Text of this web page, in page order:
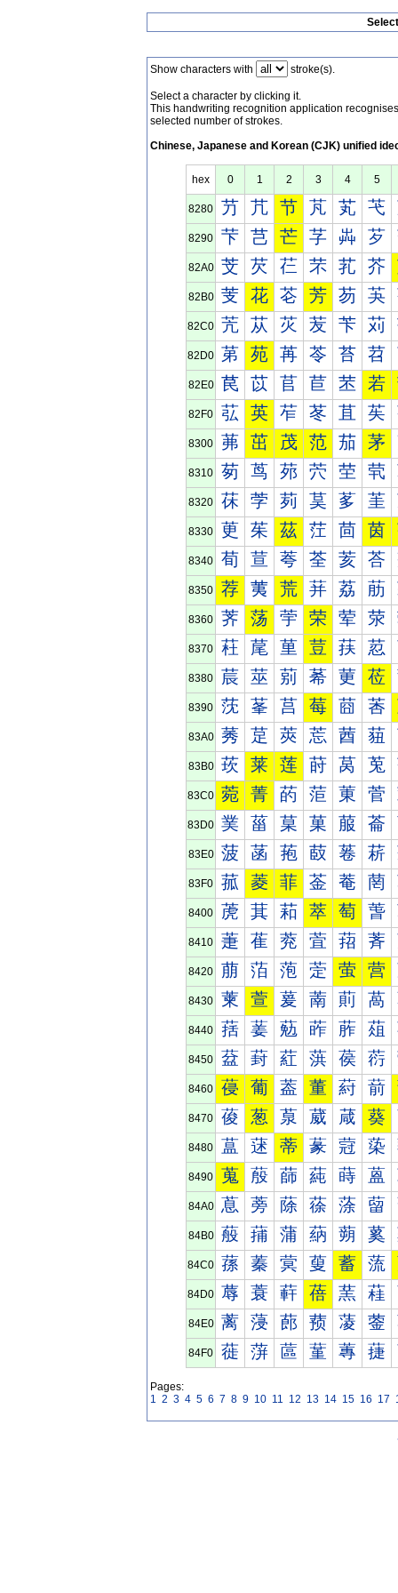
Show characters with stroke(s).
Select a character by clicking it.
This handwriting recognition application
selected number of strokes.
Chinese, Japanese and Korean (CJK) unified
hex 0 1 2 3 4 5
8280 芀 芁 节 芃 芄 芅
8290 芐 芑 芒 芓 芔 芕
82A0 芠 芡 芢 芣 芤 芥
82B0 芰 花 芲 芳 芴 芵
82C0 苀 苁 苂 苃 苄 苅
82D0 苐 苑 苒 苓 苔 苕
82E0 苠 苡 苢 苣 苤 若
82F0 苰 英 苲 苳 苴 苵
8300 茀 茁 茂 范 茄 茅
8310 茐 茑 茒 茓 茔 茕
8320 茠 茡 茢 茣 茤 茥
8330 茰 茱 茲 茳 茴 茵
8340 荀 荁 荂 荃 荄 荅
8350 荐 荑 荒 荓 荔 荕
8360 荠 荡 荢 荣 荤 荥
8370 荰 荱 荲 荳 荴 荵
8380 莀 莁 莂 莃 莄 莅
8390 莐 莑 莒 莓 莔 莕
83A0 莠 莡 莢 莣 莤 莥
83B0 莰 莱 莲 莳 莴 莵
83C0 菀 菁 菂 菃 菄 菅
83D0 菐 菑 菒 菓 菔 菕
83E0 菠 菡 菢 菣 菤 菥
83F0 菰 菱 菲 菳 菴 菵
8400 萀 萁 萂 萃 萄 萅
8410 萐 萑 萒 萓 萔 萕
8420 萠 萡 萢 萣 萤 营
8430 萰 萱 萲 萳 萴 萵
8440 葀 葁 葂 葃 葄 葅
8450 葐 葑 葒 葓 葔 葕
8460 葠 葡 葢 董 葤 葥
8470 葰 葱 葲 葳 葴 葵
8480 蒀 蒁 蒂 蒃 蒄 蒅
8490 蒐 蒑 蒒 蒓 蒔 蒕
84A0 蒠 蒡 蒢 蒣 蒤 蒥
84B0 蒰 蒱 蒲 蒳 蒴 蒵
84C0 蓀 蓁 蓂 蓃 蓄 蓅
84D0 蓐 蓑 蓒 蓓 蓔 蓕
84E0 蓠 蓡 蓢 蓣 蓤 蓥
84F0 蓰 蓱 蓲 蓳 蓴 蓵
Pages:
1 2 3 4 5 6 7 8 9 10 11 12 13 14 15 16 17